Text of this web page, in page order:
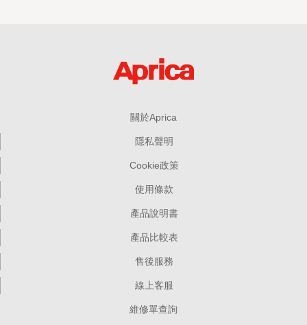
關於Aprica
隱私聲明
Cookie政策
使用條款
產品說明書
產品比較表
售後服務
線上客服
維修單查詢